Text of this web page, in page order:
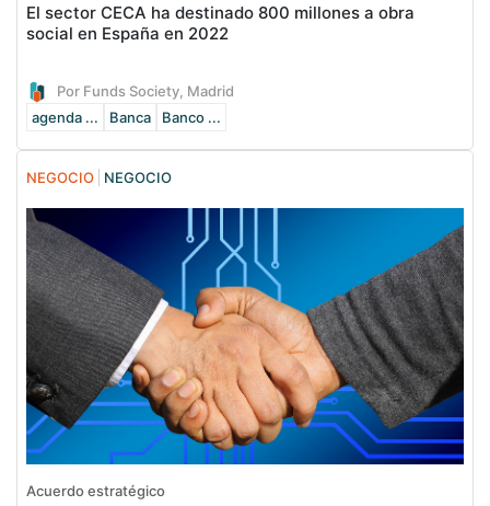
El sector CECA ha destinado 800 millones a obra
social en España en 2022
Por Funds Society, Madrid
agenda ...
Banca Banco ...
NEGOCIO NEGOCIO
Acuerdo estratégico